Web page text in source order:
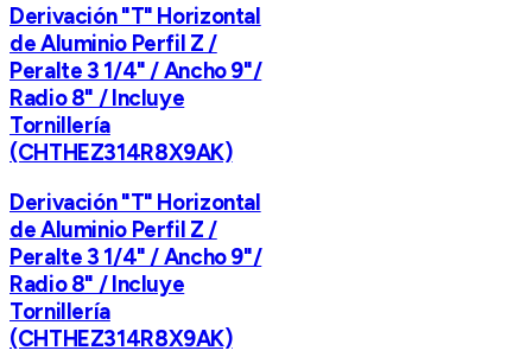
Derivación "T" Horizontal
de Aluminio Perfil Z /
Peralte 3 1/4" / Ancho 9"/
Radio 8" / Incluye
Tornillería
(CHTHEZ314R8X9AK)
Derivación "T" Horizontal
de Aluminio Perfil Z /
Peralte 3 1/4" / Ancho 9"/
Radio 8" / Incluye
Tornillería
(CHTHEZ314R8X9AK)